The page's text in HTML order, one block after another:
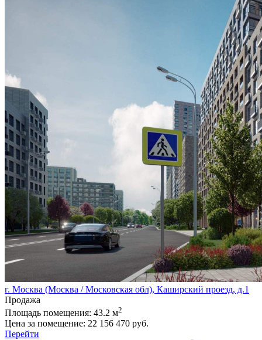
г. Москва (Москва / Московская обл), Каширский проезд, д.1
Продажа
Площадь помещения: 43.2 м2
Цена за помещение: 22 156 470 руб.
Перейти